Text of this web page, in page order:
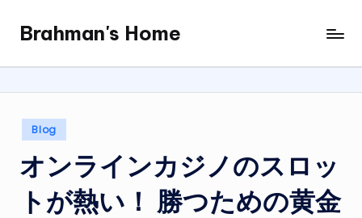
content
Brahman's Home
Spiritual
and
it
all
Posted
in
Blog
オンラインカジノのスロッ
トが熱い！ 勝つための黄金